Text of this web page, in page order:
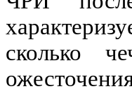
сколько